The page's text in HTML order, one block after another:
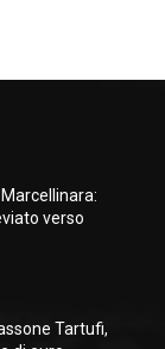
verso
Tartufi,